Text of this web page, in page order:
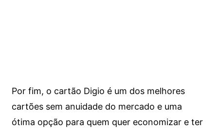
Por fim, o cartão Digio é um dos melhores
cartões sem anuidade do mercado e uma
ótima opção para quem quer economizar e ter